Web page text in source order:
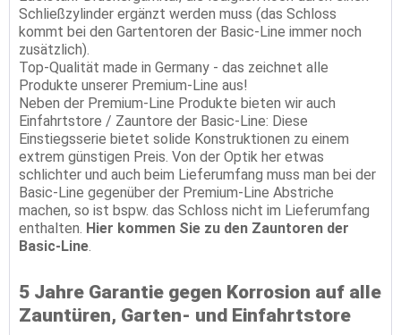
Schließzylinder ergänzt werden muss (das Schloss
kommt bei den Gartentoren der Basic-Line immer noch
zusätzlich).
Top-Qualität made in Germany - das zeichnet alle
Produkte unserer Premium-Line aus!
Neben der Premium-Line Produkte bieten wir auch
Einfahrtstore / Zauntore der Basic-Line: Diese
Einstiegsserie bietet solide Konstruktionen zu einem
extrem günstigen Preis. Von der Optik her etwas
schlichter und auch beim Lieferumfang muss man bei der
Basic-Line gegenüber der Premium-Line Abstriche
machen, so ist bspw. das Schloss nicht im Lieferumfang
enthalten. Hier kommen Sie zu den Zauntoren der
Basic-Line.
5 Jahre Garantie gegen Korrosion auf alle
Zauntüren, Garten- und Einfahrtstore